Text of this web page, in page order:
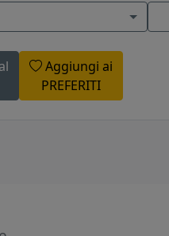
Aggiungi ai
PREFERITI